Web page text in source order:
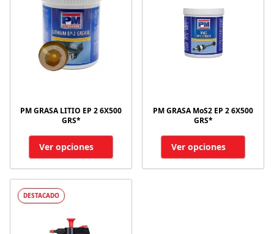
PM GRASA LITIO EP 2 6X500
GRS*
Ver opciones
PM GRASA MoS2 EP 2 6X500
GRS*
Ver opciones
DESTACADO